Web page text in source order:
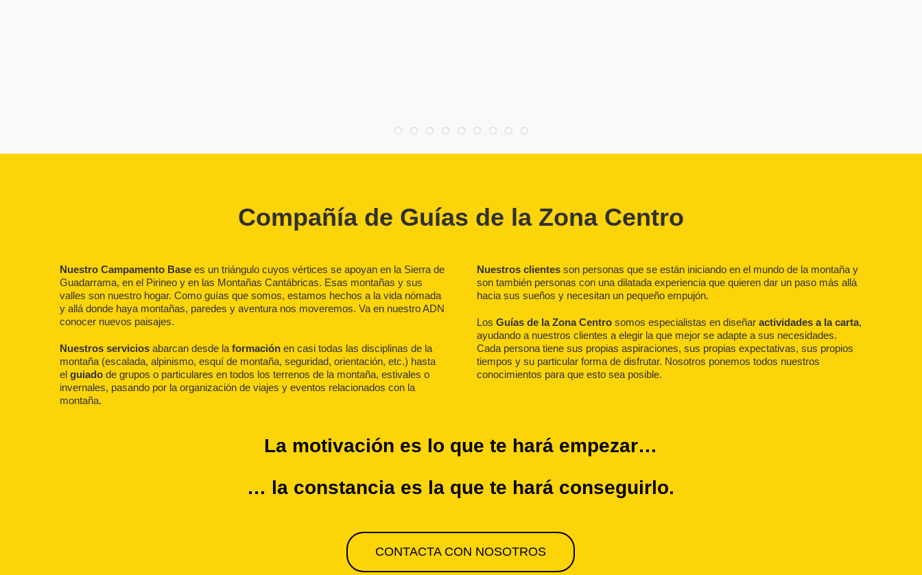
Compañía de Guías de la Zona Centro
Nuestro Campamento Base es un triángulo cuyos vértices se apoyan en la Sierra de
Guadarrama, en el Pirineo y en las Montañas Cantábricas. Esas montañas y sus
valles son nuestro hogar. Como guías que somos, estamos hechos a la vida nómada
y allá donde haya montañas, paredes y aventura nos moveremos. Va en nuestro ADN
conocer nuevos paisajes.
Nuestros serviciosabarcan desde laformaciónen casi todas las disciplinas de la
montaña (escalada, alpinismo, esquí de montaña, seguridad, orientación, etc.) hasta
el guiadode grupos o particulares en todos los terrenos de la montaña, estivales o
invernales, pasando por la organización de viajes y eventos relacionados con la
montaña.
Nuestros clientes son personas que se están iniciando en el mundo de la montaña y
son también personas con una dilatada experiencia que quieren dar un paso más allá
hacia sus sueños y necesitan un pequeño empujón.
LosGuías de la Zona Centrosomos especialistas en diseñaractividades a la carta,
ayudando a nuestros clientes a elegir la que mejor se adapte a sus necesidades.
Cada persona tiene sus propias aspiraciones, sus propias expectativas, sus propios
tiempos y su particular forma de disfrutar. Nosotros ponemos todos nuestros
conocimientos para que esto sea posible.
La motivación es lo que te hará empezar…
… la constancia es la que te hará conseguirlo.
CONTACTA CON NOSOTROS